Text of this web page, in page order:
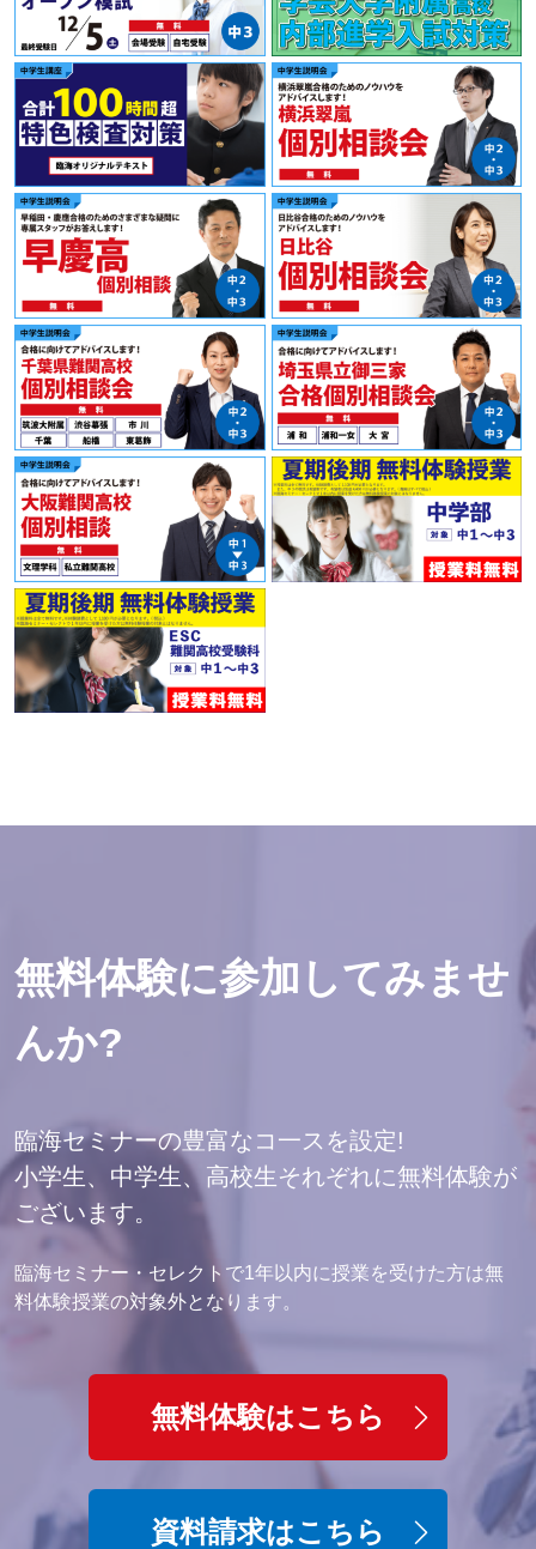
無料体験に参加してみませ
んか?
臨海セミナーの豊富なコ一スを設定!
小学生、中学生、高校生それぞれに無料体験が
ございます。
臨海セミナー・セレクトで1年以内に授業を受けた方は無
料体験授業の対象外となります。
無料体験はこちら
資料請求はこちら